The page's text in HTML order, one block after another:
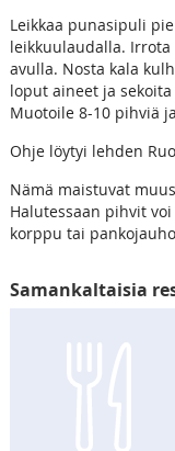
Leikkaa punasipuli
leikkuulaudalla.
avulla. Nosta kala
loput aineet ja
Muotoile 8-10 pihviä
Ohje löytyi lehden
Nämä maistuvat
Halutessaan pihvit
korppu tai
Samankaltaisia